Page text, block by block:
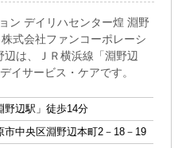
ン デイリハセンター煌 淵野
式会社ファンコーポレーシ
は、ＪＲ横浜線「淵野辺
イサービス・ケアです。
野辺駅」徒歩14分
市中央区淵野辺本町2－18－19